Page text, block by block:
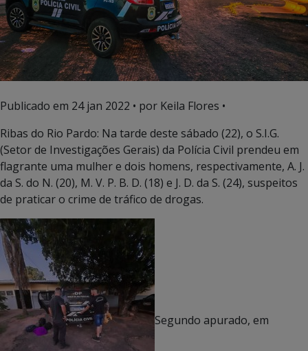
Publicado em 24 jan 2022 • por Keila Flores •
Ribas do Rio Pardo: Na tarde deste sábado (22), o S.I.G.
(Setor de Investigações Gerais) da Polícia Civil prendeu em
flagrante uma mulher e dois homens, respectivamente, A. J.
da S. do N. (20), M. V. P. B. D. (18) e J. D. da S. (24), suspeitos
de praticar o crime de tráfico de drogas.
Segundo apurado, em